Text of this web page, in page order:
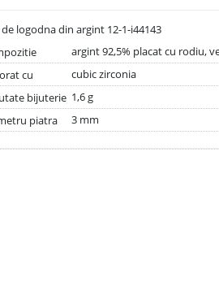
logodna din argint 12-1-i44143
argint 92,5% placat cu rodiu,
cu
cubic zirconia
bijuterie 1,6 g
piatra
3 mm